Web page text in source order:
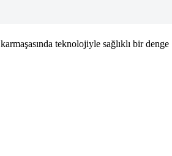
teknolojiyle sağlıklı bir denge